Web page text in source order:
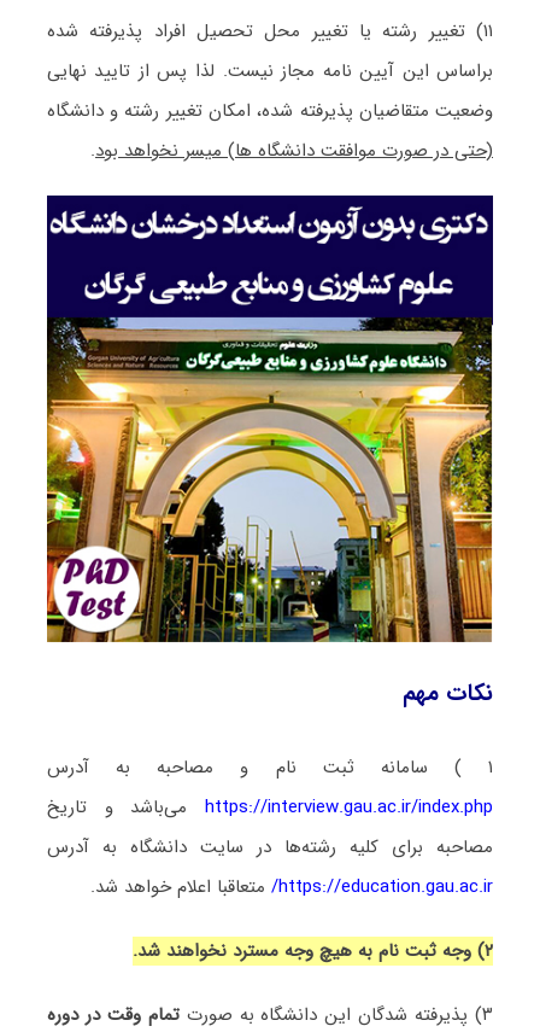
۱۱) تغییر رشته یا تغییر محل تحصیل افراد پذیرفته شده
براساس این آیین نامه مجاز نیست. لذا پس از تایید نهایی
وضعیت متقاضیان پذیرفته شده، امکان تغییر رشته و دانشگاه
(حتی در صورت موافقت دانشگاه ها) میسر نخواهد بود.
نکات مهم
۱ ) سامانه ثبت نام و مصاحبه به آدرس
https://interview.gau.ac.ir/index.phpمی‌باشد و تاریخ
مصاحبه برای کلیه رشته‌ها در سایت دانشگاه به آدرس
https://education.gau.ac.ir/ متعاقبا اعلام خواهد شد.
۲) وجه ثبت نام به هیچ وجه مسترد نخواهند شد.
۳) پذیرفته شدگان این دانشگاه به صورت
تمام وقت در دوره